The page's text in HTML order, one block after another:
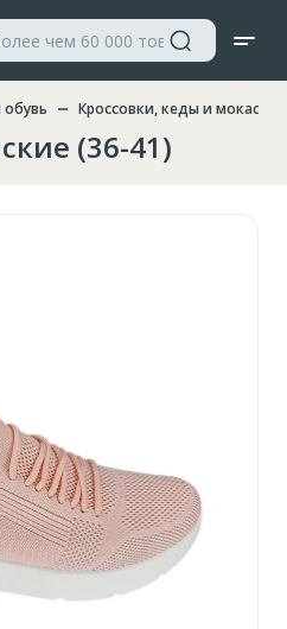
Кроссовки, кеды и мокасины
(36-41)